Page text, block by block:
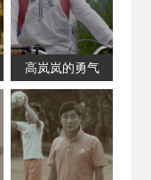
高岚岚的勇气